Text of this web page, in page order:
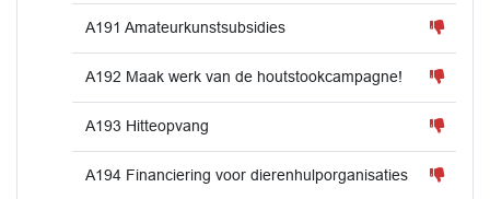
A191 Amateurkunstsubsidies
A192 Maak werk van de houtstookcampagne!
A193 Hitteopvang
A194 Financiering voor dierenhulporganisaties